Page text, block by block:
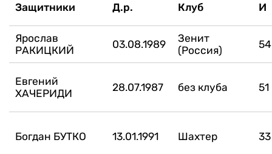
Защитники Д.р. Клуб И
Ярослав
РАКИЦКИЙ
03.08.1989
Зенит
(Россия)
54
Евгений
ХАЧЕРИДИ
28.07.1987 без клуба 51
Богдан БУТКО 13.01.1991 Шахтер 33